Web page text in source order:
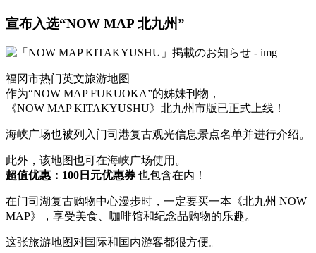
宣布入选“NOW MAP 北九州”
福冈市热门英文旅游地图
作为“NOW MAP FUKUOKA”的姊妹刊物，
《NOW MAP KITAKYUSHU》北九州市版已正式上线！
海峡广场也被列入门司港复古观光信息景点名单并进行介绍。
此外，该地图也可在海峡广场使用。
超值优惠：100日元优惠券 也包含在内！
在门司湖复古购物中心漫步时，一定要买一本《北九州 NOW
MAP》，享受美食、咖啡馆和纪念品购物的乐趣。
这张旅游地图对国际和国内游客都很方便。